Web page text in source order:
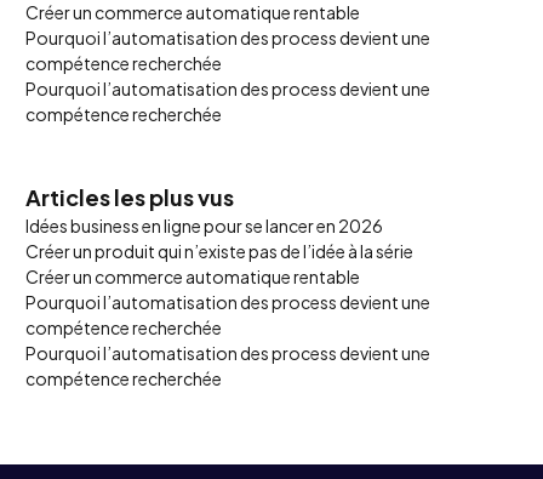
Créer un commerce automatique rentable
Pourquoi l’automatisation des process devient une
compétence recherchée
Pourquoi l’automatisation des process devient une
compétence recherchée
Articles les plus vus
Idées business en ligne pour se lancer en 2026
Créer un produit qui n’existe pas de l’idée à la série
Créer un commerce automatique rentable
Pourquoi l’automatisation des process devient une
compétence recherchée
Pourquoi l’automatisation des process devient une
compétence recherchée